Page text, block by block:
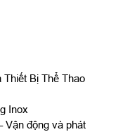
Bị Thể Thao
Inox
Vận động và phát